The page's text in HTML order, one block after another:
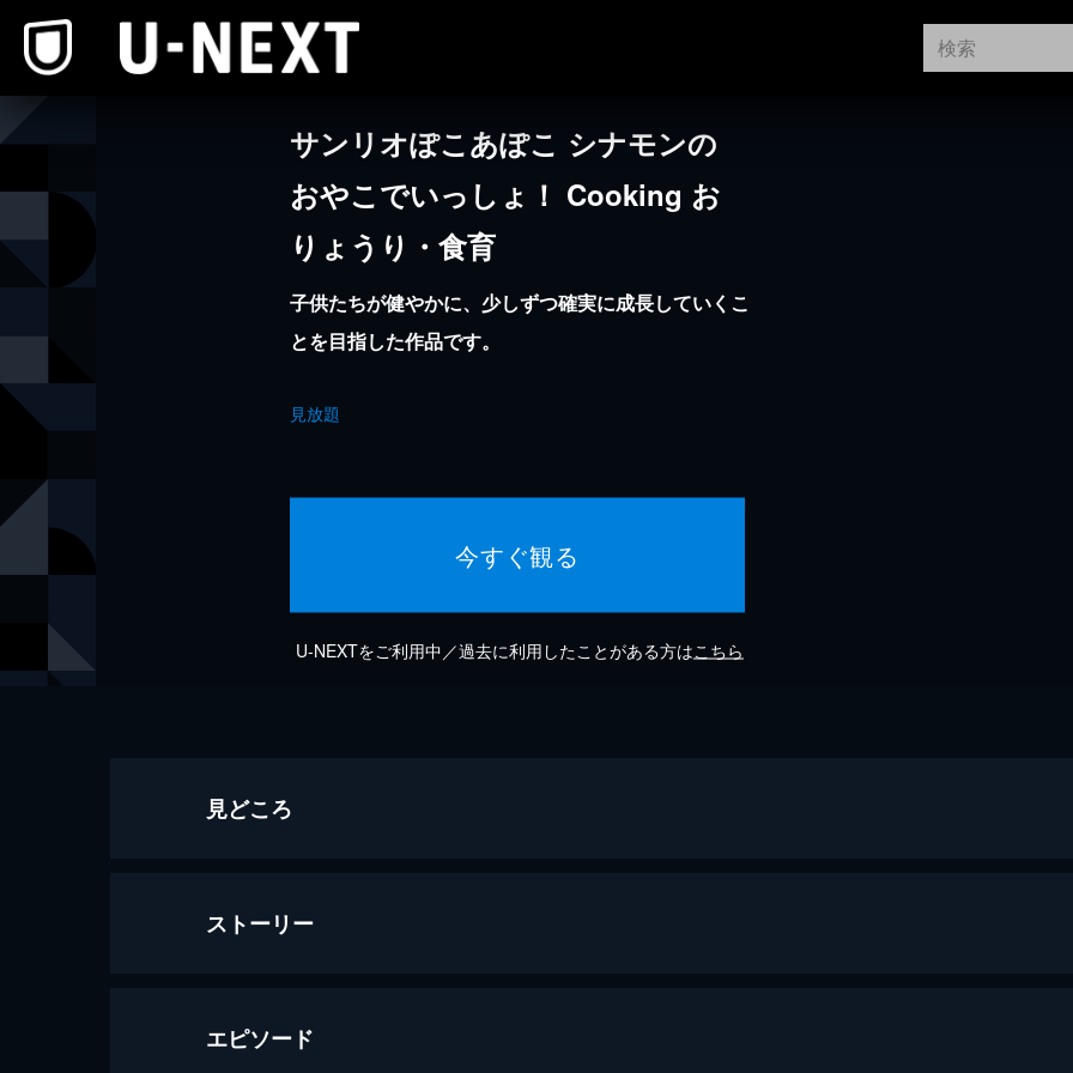
サンリオぽこあぽこ シナモンの
おやこでいっしょ！ Cooking お
りょうり・食育
子供たちが健やかに、少しずつ確実に成長していくこ
とを目指した作品です。
見放題
今すぐ観る
U-NEXTをご利用中／過去に利用したことがある方はこちら
見どころ
ストーリー
エピソード